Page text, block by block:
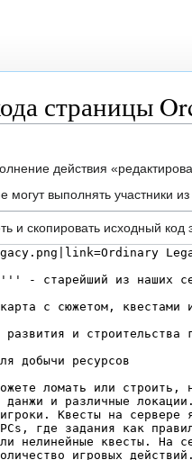
страницы
действия
могут выполнять участники из
и скопировать исходный код